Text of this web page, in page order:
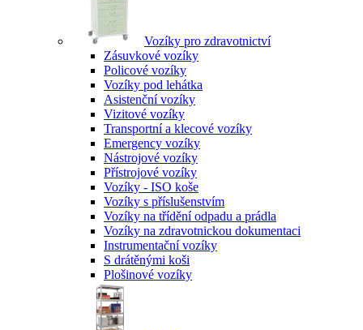
Vozíky pro zdravotnictví
Zásuvkové vozíky
Policové vozíky
Vozíky pod lehátka
Asistenční vozíky
Vizitové vozíky
Transportní a klecové vozíky
Emergency vozíky
Nástrojové vozíky
Přístrojové vozíky
Vozíky - ISO koše
Vozíky s příslušenstvím
Vozíky na třídění odpadu a prádla
Vozíky na zdravotnickou dokumentaci
Instrumentační vozíky
S drátěnými koši
Plošinové vozíky